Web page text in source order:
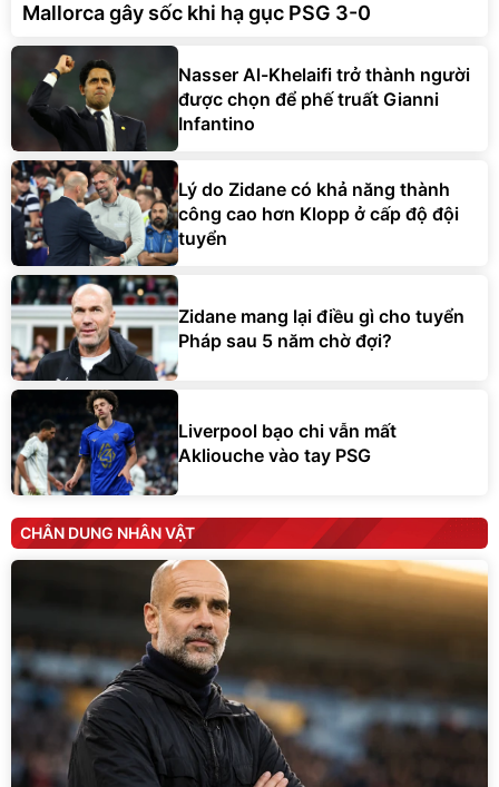
Mallorca gây sốc khi hạ gục PSG 3-0
Nasser Al-Khelaifi trở thành người
được chọn để phế truất Gianni
Infantino
Lý do Zidane có khả năng thành
công cao hơn Klopp ở cấp độ đội
tuyển
Zidane mang lại điều gì cho tuyển
Pháp sau 5 năm chờ đợi?
Liverpool bạo chi vẫn mất
Akliouche vào tay PSG
CHÂN DUNG NHÂN VẬT